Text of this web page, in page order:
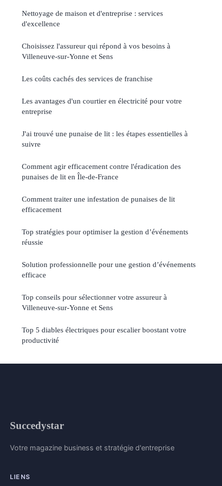
Nettoyage de maison et d'entreprise : services
d'excellence
Choisissez l'assureur qui répond à vos besoins à
Villeneuve-sur-Yonne et Sens
Les coûts cachés des services de franchise
Les avantages d'un courtier en électricité pour votre
entreprise
J'ai trouvé une punaise de lit : les étapes essentielles à
suivre
Comment agir efficacement contre l'éradication des
punaises de lit en Île-de-France
Comment traiter une infestation de punaises de lit
efficacement
Top stratégies pour optimiser la gestion d’événements
réussie
Solution professionnelle pour une gestion d’événements
efficace
Top conseils pour sélectionner votre assureur à
Villeneuve-sur-Yonne et Sens
Top 5 diables électriques pour escalier boostant votre
productivité
Succedystar
Votre magazine business et stratégie d'entreprise
LIENS